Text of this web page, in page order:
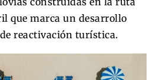
que marca un desarrollo
reactivación turística.